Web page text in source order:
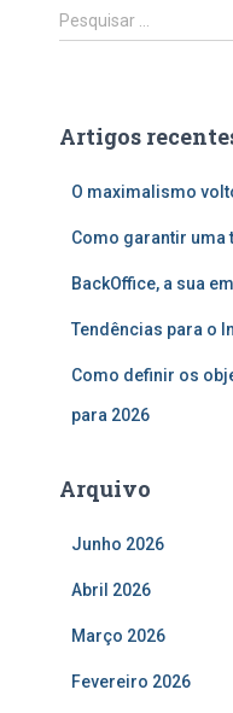
P
e
i
Pesquisar …
Artigos
O maximalismo
Como garantir uma
BackOffice, a sua
Tendências para o
Como definir os
para 2026
Arquivo
Junho 2026
Abril 2026
Março 2026
Fevereiro 2026